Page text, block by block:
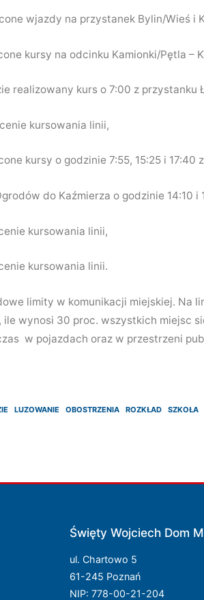
wjazdy na przystanek Bylin/Wieś i
kursy na odcinku Kamionki/Pętla –
realizowany kurs o 7:00 z
kursowania linii,
kursy o godzinie 7:55, 15:25 i
do Kaźmierza o godzinie 14:10
kursowania linii,
kursowania linii.
limity w komunikacji miejskiej. Na
wynosi 30 proc. wszystkich miejsc
w pojazdach oraz w przestrzeni
LUZOWANIE OBOSTRZENIA ROZKŁAD SZKOŁA
Święty Wojciech Dom
ul. Chartowo 5
61-245 Poznań
NIP: 778-00-21-204